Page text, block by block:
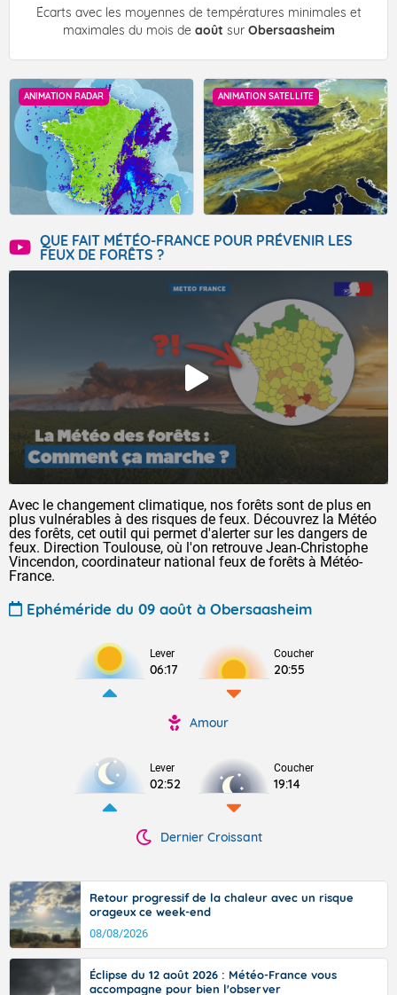
Écarts avec les moyennes de températures minimales et
maximales du mois de août sur Obersaasheim
ANIMATION RADAR ANIMATION SATELLITE
QUE FAIT MÉTÉO-FRANCE POUR PRÉVENIR LES
FEUX DE FORÊTS ?
Avec le changement climatique, nos forêts sont de plus en
plus vulnérables à des risques de feux. Découvrez la Météo
des forêts, cet outil qui permet d'alerter sur les dangers de
feux. Direction Toulouse, où l'on retrouve Jean-Christophe
Vincendon, coordinateur national feux de forêts à Météo-
France.
Ephéméride du 09 août à Obersaasheim
Lever
06:17
Coucher
20:55
Amour
Lever
02:52
Coucher
19:14
Dernier Croissant
Retour progressif de la chaleur avec un risque
orageux ce week-end
08/08/2026
Éclipse du 12 août 2026 : Météo-France vous
accompagne pour bien l'observer